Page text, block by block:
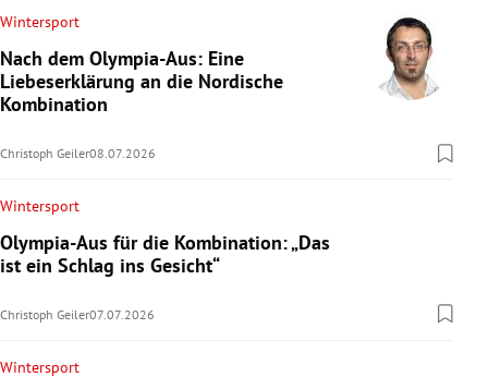
Wintersport
Nach dem Olympia-Aus: Eine
Liebeserklärung an die Nordische
Kombination
Christoph Geiler08.07.2026
Wintersport
Olympia-Aus für die Kombination: „Das
ist ein Schlag ins Gesicht“
Christoph Geiler07.07.2026
Wintersport